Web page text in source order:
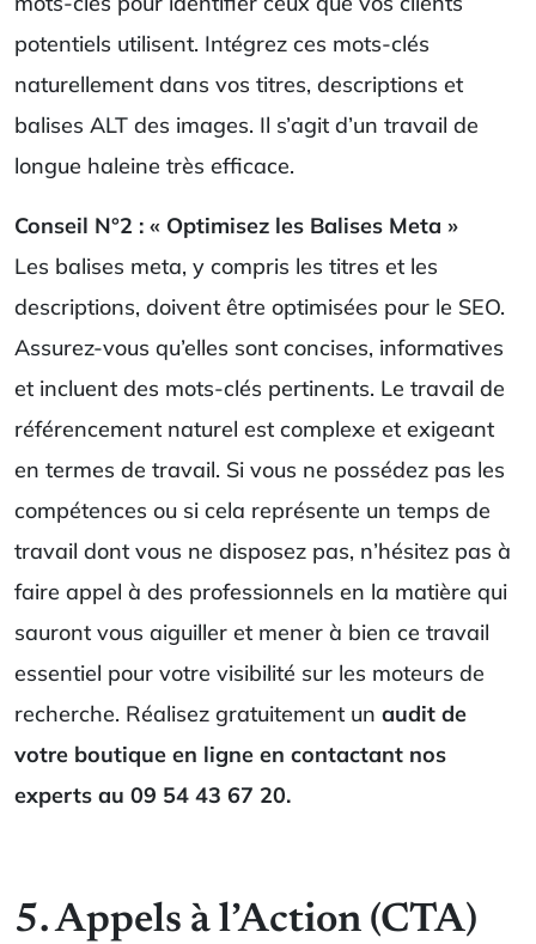
potentiels utilisent. Intégrez ces mots-clés
naturellement dans vos titres, descriptions et
balises ALT des images. Il s’agit d’un travail de
longue haleine très efficace.
Conseil N°2 : « Optimisez les Balises Meta »
Les balises meta, y compris les titres et les
descriptions, doivent être optimisées pour le SEO.
Assurez-vous qu’elles sont concises, informatives
et incluent des mots-clés pertinents. Le travail de
référencement naturel est complexe et exigeant
en termes de travail. Si vous ne possédez pas les
compétences ou si cela représente un temps de
travail dont vous ne disposez pas, n’hésitez pas à
faire appel à des professionnels en la matière qui
sauront vous aiguiller et mener à bien ce travail
essentiel pour votre visibilité sur les moteurs de
recherche. Réalisez gratuitement un audit de
votre boutique en ligne en contactant nos
experts au 09 54 43 67 20.
5. Appels à l’Action (CTA)